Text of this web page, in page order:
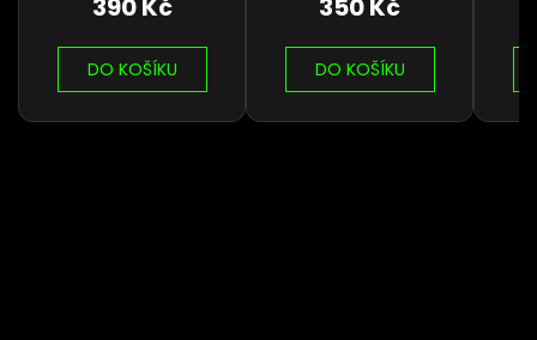
390 Kč
DO KOŠÍKU
350 Kč
DO KOŠÍKU